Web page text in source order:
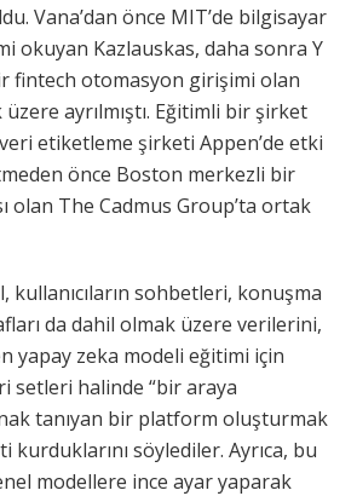
Vana’dan önce MIT’de bilgisayar
okuyan Kazlauskas, daha sonra Y
fintech otomasyon girişimi olan
ayrılmıştı. Eğitimli bir şirket
etiketleme şirketi Appen’de etki
önce Boston merkezli bir
olan The Cadmus Group’ta ortak
kullanıcıların sohbetleri, konuşma
da dahil olmak üzere verilerini,
yapay zeka modeli eğitimi için
setleri halinde “bir araya
tanıyan bir platform oluşturmak
kurduklarını söylediler. Ayrıca, bu
modellere ince ayar yaparak